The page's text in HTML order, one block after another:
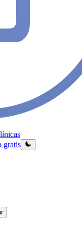
gratis